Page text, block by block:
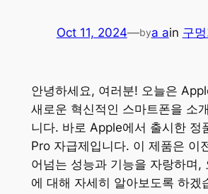
Oct 11, 2024—bya ain 구
안녕하세요, 여러분! 오늘은
새로운 혁신적인 스마트폰을 소
니다. 바로 Apple에서 출시한 정
Pro 자급제입니다. 이 제품은 이
어넘는 성능과 기능을 자랑하며,
에 대해 자세히 알아보도록 하겠